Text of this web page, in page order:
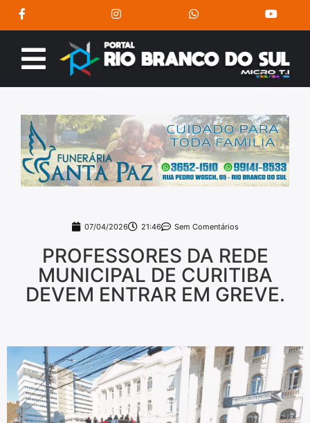
07/04/2026 21:46 Sem Comentários
PROFESSORES DA REDE
MUNICIPAL DE CURITIBA
DEVEM ENTRAR EM GREVE.